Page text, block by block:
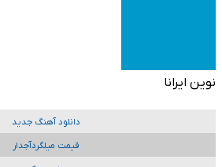
نوین ایرانا
دانلود آهنگ جدید
قیمت میلگردآجدار